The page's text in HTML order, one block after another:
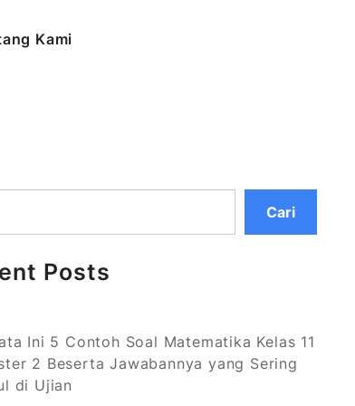
Kami
Cari
Posts
Ini 5 Contoh Soal Matematika Kelas 11
2 Beserta Jawabannya yang Sering
di Ujian